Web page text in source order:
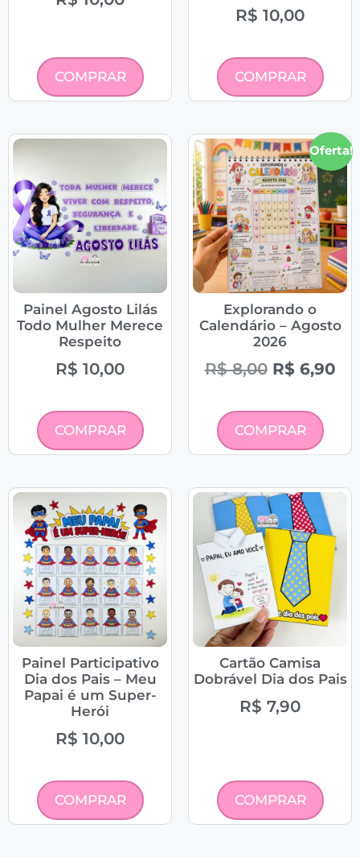
COMPRAR
R$ 10,00
COMPRAR
Painel Agosto Lilás
Todo Mulher Merece
Respeito
R$ 10,00
COMPRAR
Oferta!
Explorando o
Calendário – Agosto
2026
R$8,00 R$6,90
COMPRAR
Painel Participativo
Dia dos Pais – Meu
Papai é um Super-
Herói
R$ 10,00
COMPRAR
Cartão Camisa
Dobrável Dia dos Pais
R$ 7,90
COMPRAR